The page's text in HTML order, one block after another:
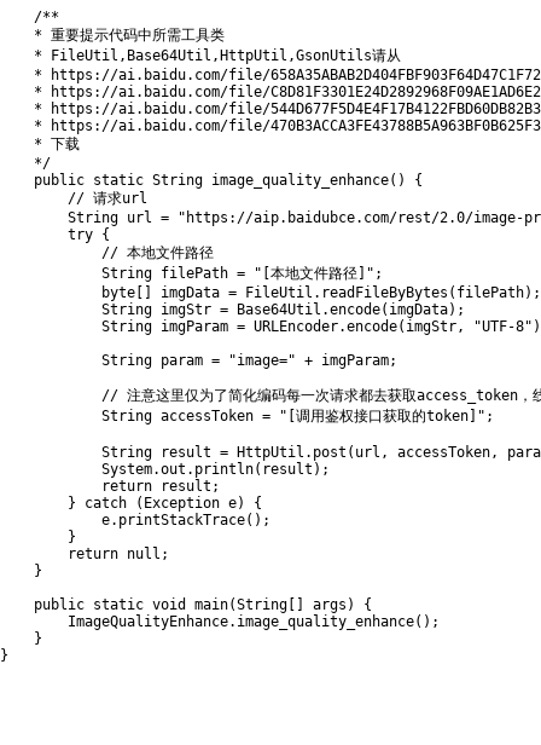
/**
    * 重要提示代码中所需工具类
    * FileUtil,Base64Util,HttpUtil,GsonUtils请从
    * https://ai.baidu.com/file/658A35ABAB2D404FBF903F64D47C1F72
    * https://ai.baidu.com/file/C8D81F3301E24D2892968F09AE1AD6E2
    * https://ai.baidu.com/file/544D677F5D4E4F17B4122FBD60DB82B3
    * https://ai.baidu.com/file/470B3ACCA3FE43788B5A963BF0B625F3
    * 下载
    */
public static String image_quality_enhance( )
{
// 请求url
String url =
"https://aip.baidubce.com/rest/2.0/image-
try {
// 本地文件路径
String filePath = "[本地文件路径]" ;
byte
imgData = FileUtil . readFileByBytes ( filePath) ;
String imgStr = Base64Util .encode( imgData) ;
String imgParam = URLEncoder.encode( imgStr, "UTF-8" )
String param = "image=" + imgParam;
// 注意这里仅为了简化编码每一次请求都去获取access_token，
String accessToken = "[调用鉴权接口获取的token]" ;
String result = HttpUtil . post ( url , accessToken,
System.out . println( result ) ;
return result ;
}
catch ( Exception e)
{
            e
. printStackTrace( ) ;
}
return null ;
}
public static void main(String args )
{
ImageQualityEnhance. image_quality_enhance( ) ;
}
}